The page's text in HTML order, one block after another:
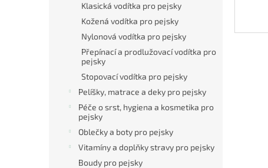
Klasická vodítka pro pejsky
Kožená vodítka pro pejsky
Nylonová vodítka pro pejsky
Přepínací a prodlužovací vodítka pro
pejsky
Stopovací vodítka pro pejsky
Pelíšky, matrace a deky pro pejsky
Péče o srst, hygiena a kosmetika pro
pejsky
Oblečky a boty pro pejsky
Vitamíny a doplňky stravy pro pejsky
Boudy pro pejsky